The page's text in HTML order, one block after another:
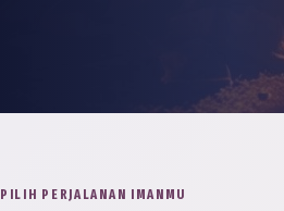
PILIH PERJALANAN IMANMU